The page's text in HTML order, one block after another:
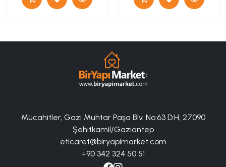
Mücahitler, Gazi Muhtar Paşa Blv. No:63 D:H, 27090
Şehitkamil/Gaziantep
eticaret@biryapimarket.com
+90 342 324 50 51